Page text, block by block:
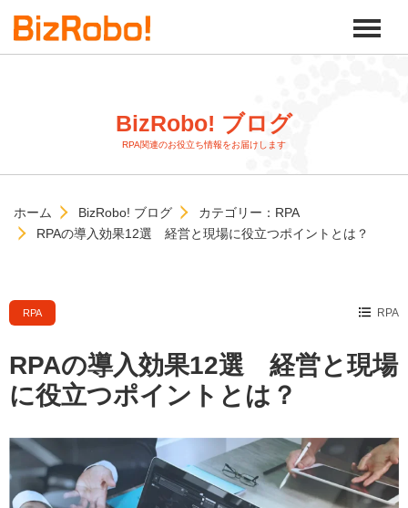
BizRobo! ブログ
RPA関連のお役立ち情報をお届けします
ホーム BizRobo! ブログ カテゴリー： RPA
RPAの導入効果12選 経営と現場に役立つポイントとは？
RPA RPA
RPAの導入効果12選 経営と現場
に役立つポイントとは？